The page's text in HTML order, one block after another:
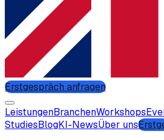
Erstgespräch anfragen
LeistungenBranchenWorkshops
StudiesBlogKI-NewsÜber uns